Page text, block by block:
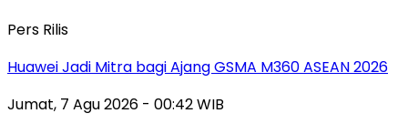
Pers Rilis
Huawei Jadi Mitra bagi Ajang GSMA M360 ASEAN 2026
Jumat, 7 Agu 2026 - 00:42 WIB